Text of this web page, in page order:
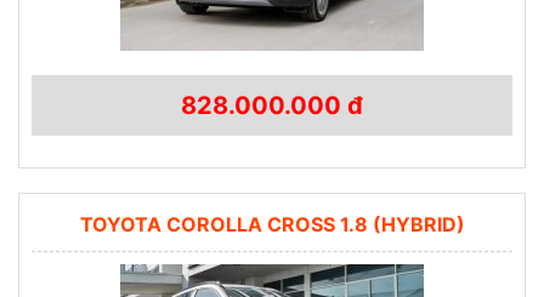
828.000.000 đ
TOYOTA COROLLA CROSS 1.8 (HYBRID)